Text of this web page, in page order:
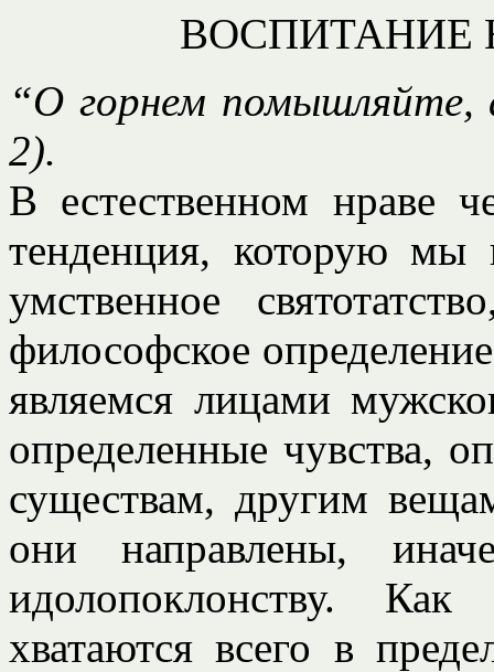
ВОСПИТАНИЕ
“О горнем помышляйте,
2).
В естественном нраве
тенденция, которую мы
умственное
философское
являемся лицами
определенные чувства,
существам, другим
они направлены,
идолопоклонству.
хватаются всего в